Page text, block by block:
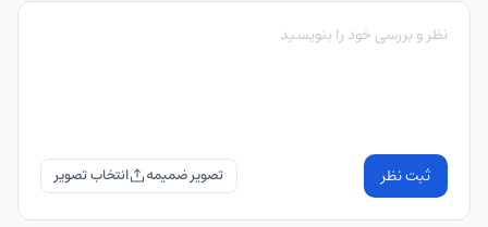
ثبت نظر تصویر ضمیمه